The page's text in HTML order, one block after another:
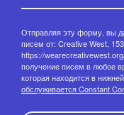
Отправляя эту форму, вы
писем от: Creative West,
https://
получение писем в любое
которая находится в
обслуживается Constant